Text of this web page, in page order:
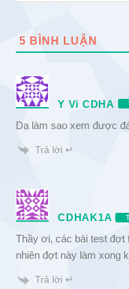
5 BÌNH LUẬN
Y Vi CDHA
Dạ làm sao xem được
Trả lời ↵
CDHAK1A
Thầy ơi, các bài test
nhiên đợt này làm xong
Trả lời ↵